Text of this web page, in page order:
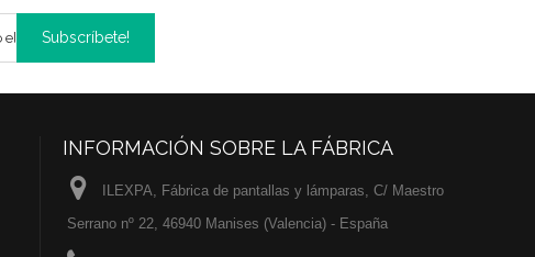
Subscríbete!
INFORMACIÓN SOBRE LA FÁBRICA
ILEXPA, Fábrica de pantallas y lámparas, C/ Maestro
Serrano nº 22, 46940 Manises (Valencia) - España